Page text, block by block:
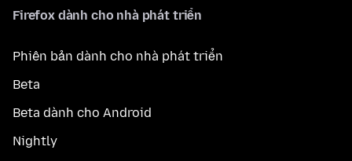
Firefox dành cho nhà phát triển
Phiên bản dành cho nhà phát triển
Beta
Beta dành cho Android
Nightly